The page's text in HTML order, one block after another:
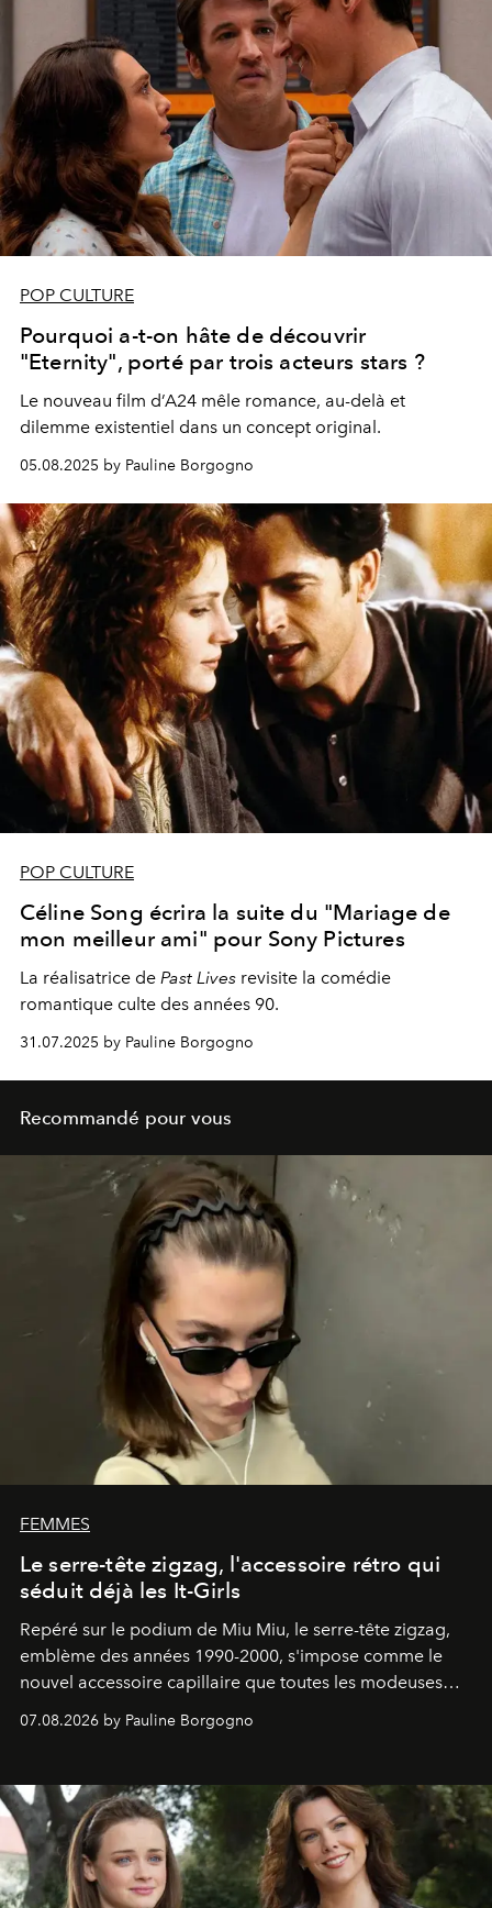
POP CULTURE
Pourquoi a-t-on hâte de découvrir
"Eternity", porté par trois acteurs stars ?
Le nouveau film d’A24 mêle romance, au-delà et
dilemme existentiel dans un concept original.
05.08.2025 by Pauline Borgogno
POP CULTURE
Céline Song écrira la suite du "Mariage de
mon meilleur ami" pour Sony Pictures
La réalisatrice de Past Lives revisite la comédie
romantique culte des années 90.
31.07.2025 by Pauline Borgogno
Recommandé pour vous
FEMMES
Le serre-tête zigzag, l'accessoire rétro qui
séduit déjà les It-Girls
Repéré sur le podium de Miu Miu, le serre-tête zigzag,
emblème des années 1990-2000, s'impose comme le
nouvel accessoire capillaire que toutes les modeuses
s'arrachent déjà.
07.08.2026 by Pauline Borgogno